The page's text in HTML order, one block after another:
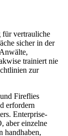
für vertrauliche
sicher in der
trainiert nie
zur
Fireflies
erfordern
Enterprise-
aber einzelne
handhaben,